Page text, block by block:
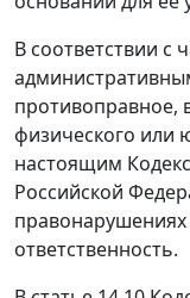
В соответствии с
противоправное,
физического или
настоящим
Российской
правонарушениях
ответственность.